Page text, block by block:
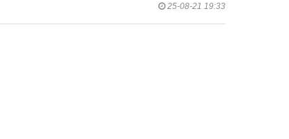
25-08-21 19:33